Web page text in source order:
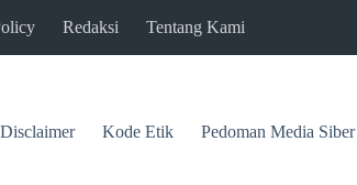
Redaksi Tentang Kami
Disclaimer Kode Etik Pedoman Media Siber